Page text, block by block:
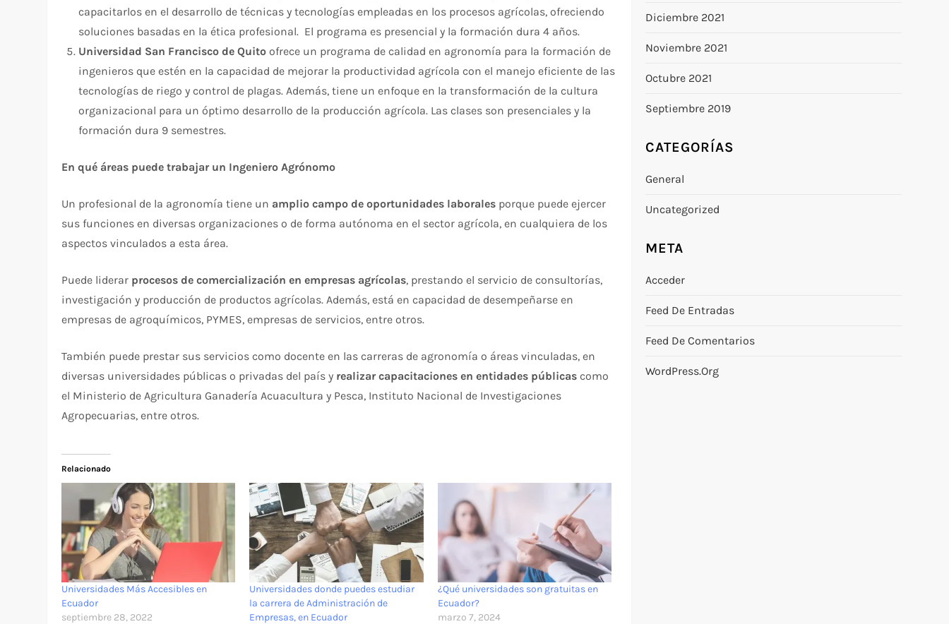
capacitarlos en el desarrollo de técnicas y tecnologías empleadas en los procesos agrícolas, ofreciendo
soluciones basadas en la ética profesional. El programa es presencial y la formación dura 4 años.
Universidad San Francisco de Quitoofrece un programa de calidad en agronomía para la formación de
ingenieros que estén en la capacidad de mejorar la productividad agrícola con el manejo eficiente de las
tecnologías de riego y control de plagas. Además, tiene un enfoque en la transformación de la cultura
organizacional para un óptimo desarrollo de la producción agrícola. Las clases son presenciales y la
formación dura 9 semestres.
En qué áreas puede trabajar un Ingeniero Agrónomo
Un profesional de la agronomía tiene un amplio campo de oportunidades laborales porque puede ejercer
sus funciones en diversas organizaciones o de forma autónoma en el sector agrícola, en cualquiera de los
aspectos vinculados a esta área.
Puede liderar procesos de comercialización en empresas agrícolas, prestando el servicio de consultorías,
investigación y producción de productos agrícolas. Además, está en capacidad de desempeñarse en
empresas de agroquímicos, PYMES, empresas de servicios, entre otros.
También puede prestar sus servicios como docente en las carreras de agronomía o áreas vinculadas, en
diversas universidades públicas o privadas del país y realizar capacitaciones en entidades públicas como
el Ministerio de Agricultura Ganadería Acuacultura y Pesca, Instituto Nacional de Investigaciones
Agropecuarias, entre otros.
Relacionado
Universidades Más Accesibles en
Ecuador
septiembre 28, 2022
Universidades donde puedes estudiar
la carrera de Administración de
Empresas, en Ecuador
¿Qué universidades son gratuitas en
Ecuador?
marzo 7, 2024
Diciembre 2021
Noviembre 2021
Octubre 2021
Septiembre 2019
CATEGORÍAS
General
Uncategorized
META
Acceder
Feed De Entradas
Feed De Comentarios
WordPress.org